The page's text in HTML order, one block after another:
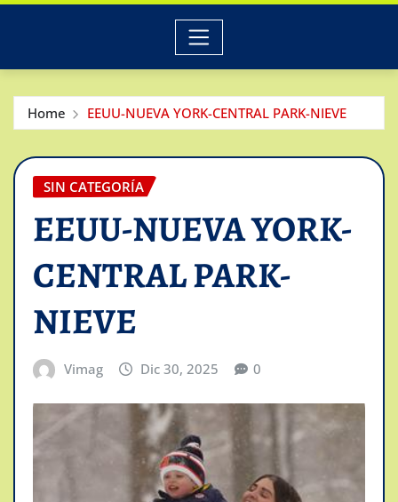
Home EEUU-NUEVA YORK-CENTRAL PARK-NIEVE
SIN CATEGORÍA
EEUU-NUEVA YORK-
CENTRAL PARK-
NIEVE
Vimag Dic 30, 2025 0